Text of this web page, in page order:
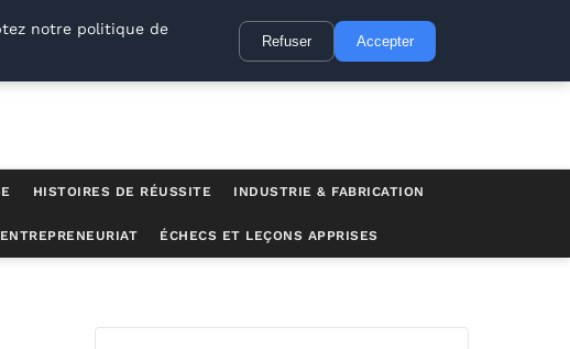
HISTOIRES DE RÉUSSITE INDUSTRIE & FABRICATION
ÉCHECS ET LEÇONS APPRISES
notre politique de
Refuser Accepter